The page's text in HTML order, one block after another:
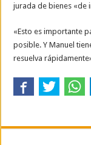
jurada de bienes «de
«Esto es importante
posible. Y Manuel
resuelva